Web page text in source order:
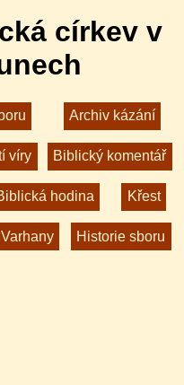
církev v
Archiv kázání
víry Biblický komentář
hodina Křest
Varhany Historie sboru